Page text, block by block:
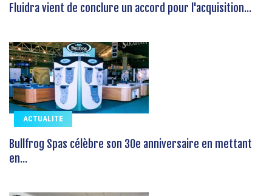
Fluidra vient de conclure un accord pour l'acquisition...
ACTUALITE
Bullfrog Spas célèbre son 30e anniversaire en mettant
en...